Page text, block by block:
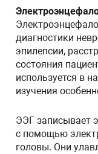
диагностики
эпилепсии,
состояния
используется в
изучения
ЭЭГ записывает
с помощью
головы. Они